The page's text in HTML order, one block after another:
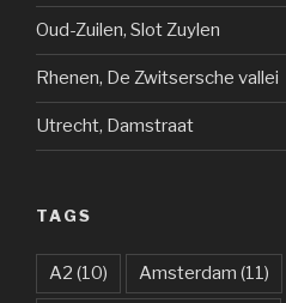
Oud-Zuilen, Slot Zuylen
Rhenen, De Zwitsersche vallei
Utrecht, Damstraat
TAGS
A2 (10) Amsterdam (11)